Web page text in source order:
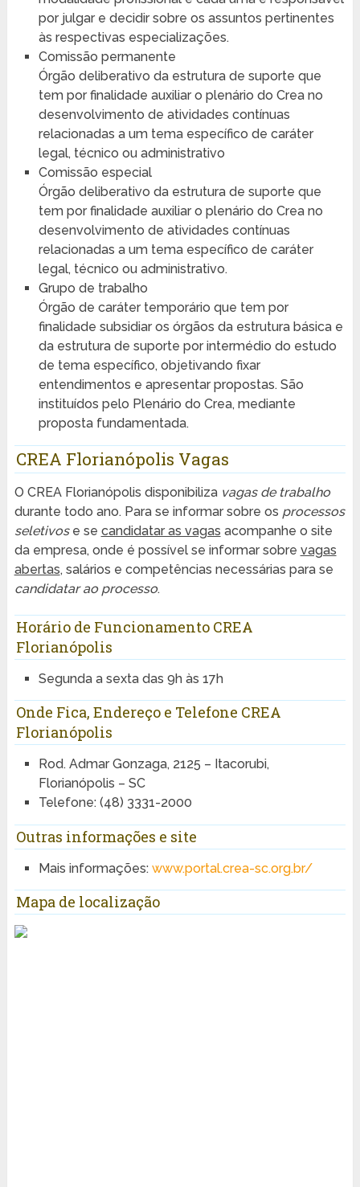
por julgar e decidir sobre os assuntos pertinentes
às respectivas especializações.
Comissão permanente
Órgão deliberativo da estrutura de suporte que
tem por finalidade auxiliar o plenário do Crea no
desenvolvimento de atividades contínuas
relacionadas a um tema específico de caráter
legal, técnico ou administrativo
Comissão especial
Órgão deliberativo da estrutura de suporte que
tem por finalidade auxiliar o plenário do Crea no
desenvolvimento de atividades contínuas
relacionadas a um tema específico de caráter
legal, técnico ou administrativo.
Grupo de trabalho
Órgão de caráter temporário que tem por
finalidade subsidiar os órgãos da estrutura básica e
da estrutura de suporte por intermédio do estudo
de tema específico, objetivando fixar
entendimentos e apresentar propostas. São
instituídos pelo Plenário do Crea, mediante
proposta fundamentada.
CREA Florianópolis Vagas
O CREA Florianópolis disponibiliza vagas de trabalho
durante todo ano. Para se informar sobre os processos
seletivose se candidatar as vagas acompanhe o site
da empresa, onde é possível se informar sobre vagas
abertas, salários e competências necessárias para se
candidatar ao processo.
Horário de Funcionamento CREA
Florianópolis
Segunda a sexta das 9h às 17h
Onde Fica, Endereço e Telefone CREA
Florianópolis
Rod. Admar Gonzaga, 2125 – Itacorubi,
Florianópolis – SC
Telefone: (48) 3331-2000
Outras informações e site
Mais informações: www.portal.crea-sc.org.br/
Mapa de localização